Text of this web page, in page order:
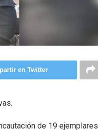
en Twitter
de 19 ejemplares